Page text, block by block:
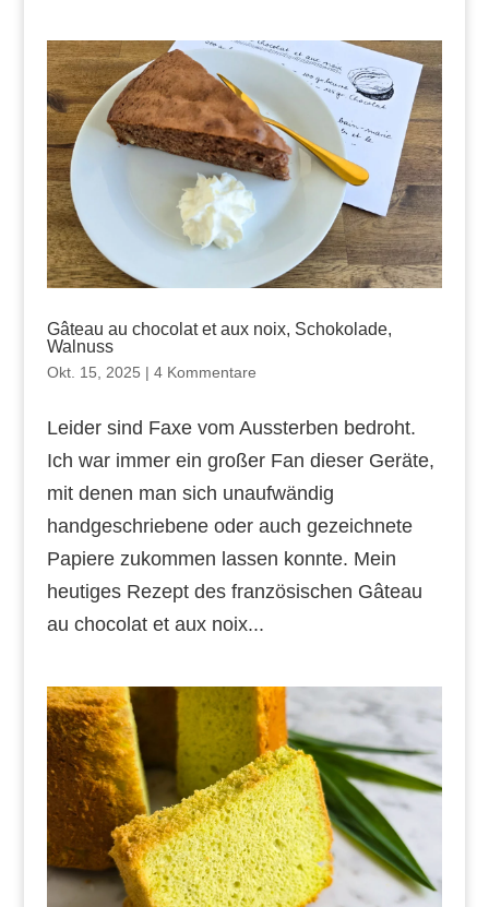
Gâteau au chocolat et aux noix, Schokolade,
Walnuss
Okt. 15, 2025 | 4 Kommentare
Leider sind Faxe vom Aussterben bedroht.
Ich war immer ein großer Fan dieser Geräte,
mit denen man sich unaufwändig
handgeschriebene oder auch gezeichnete
Papiere zukommen lassen konnte. Mein
heutiges Rezept des französischen Gâteau
au chocolat et aux noix...